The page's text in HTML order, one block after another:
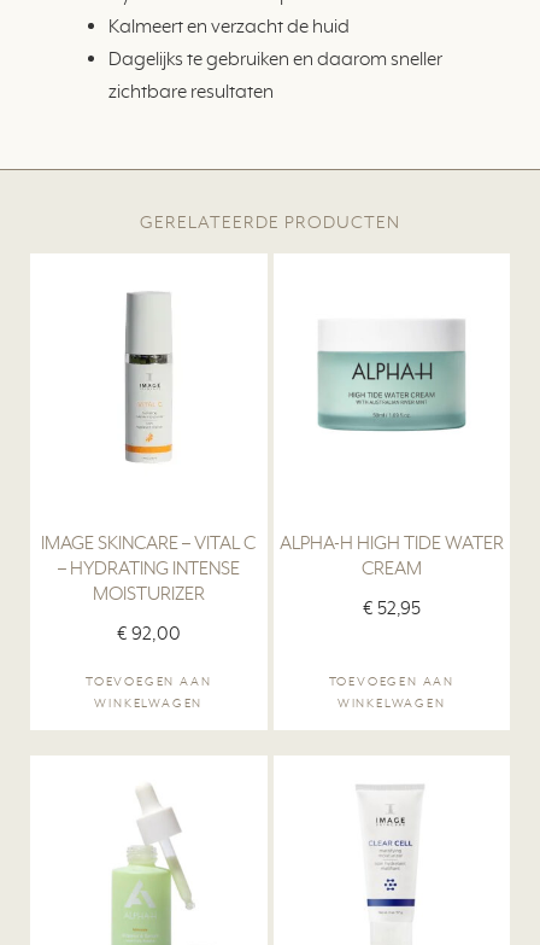
Kalmeert en verzacht de huid
Dagelijks te gebruiken en daarom sneller
zichtbare resultaten
GERELATEERDE PRODUCTEN
IMAGE SKINCARE – VITAL C
– HYDRATING INTENSE
MOISTURIZER
€ 92,00
TOEVOEGEN AAN
WINKELWAGEN
ALPHA-H HIGH TIDE WATER
CREAM
€ 52,95
TOEVOEGEN AAN
WINKELWAGEN